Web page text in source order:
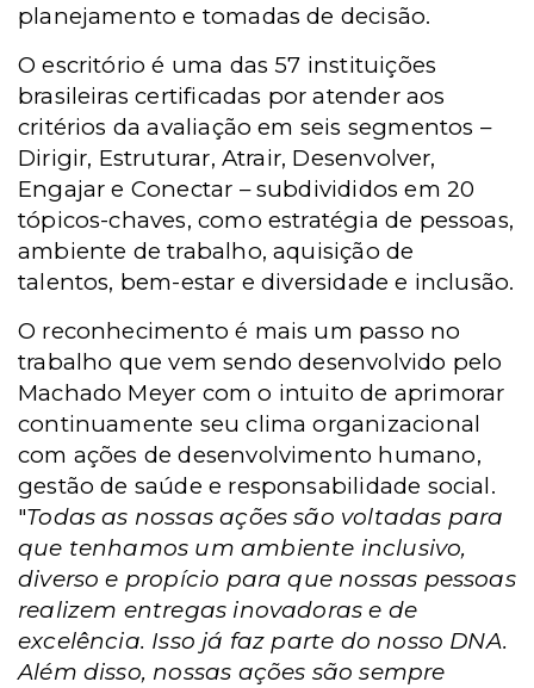
planejamento e tomadas de decisão.
O escritório é uma das 57 instituições
brasileiras certificadas por atender aos
critérios da avaliação em seis segmentos –
Dirigir, Estruturar, Atrair, Desenvolver,
Engajar e Conectar – subdivididos em 20
tópicos-chaves, como estratégia de pessoas,
ambiente de trabalho, aquisição de
talentos, bem-estar e diversidade e inclusão.
O reconhecimento é mais um passo no
trabalho que vem sendo desenvolvido pelo
Machado Meyer com o intuito de aprimorar
continuamente seu clima organizacional
com ações de desenvolvimento humano,
gestão de saúde e responsabilidade social.
"Todas as nossas ações são voltadas para
que tenhamos um ambiente inclusivo,
diverso e propício para que nossas pessoas
realizem entregas inovadoras e de
excelência. Isso já faz parte do nosso DNA.
Além disso, nossas ações são sempre